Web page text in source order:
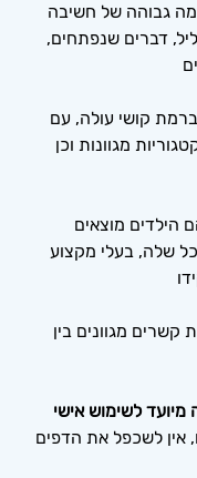
גבוהה של חשיבה
דברים שנפתחים,
ברמת קושי עולה, עם
מגוונות וכן
הילדים מוצאים
שלה, בעלי מקצוע
קשרים מגוונים בין
מיועד לשימוש אישי
אין לשכפל את הדפים